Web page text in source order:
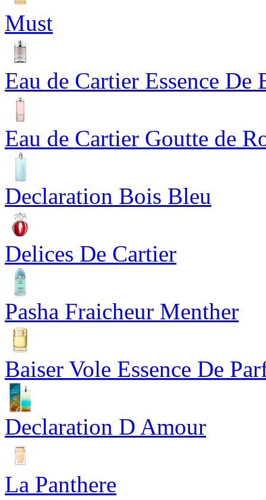
Must
Eau de Cartier Essence De
Eau de Cartier Goutte de
Declaration Bois Bleu
Delices De Cartier
Pasha Fraicheur Menther
Baiser Vole Essence De
Declaration D Amour
La Panthere